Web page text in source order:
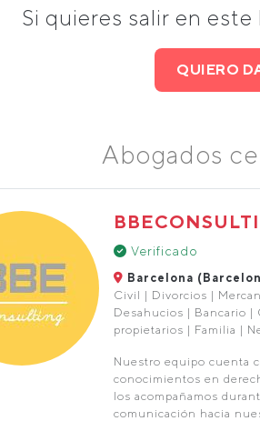
Si quieres salir en
QUIERO
Abogados
Verificado
Barcelona
Civil | Divorcios |
Desahucios | Bancario |
propietarios | Familia |
Nuestro equipo cuenta
conocimientos en
los acompañamos
comunicación hacia